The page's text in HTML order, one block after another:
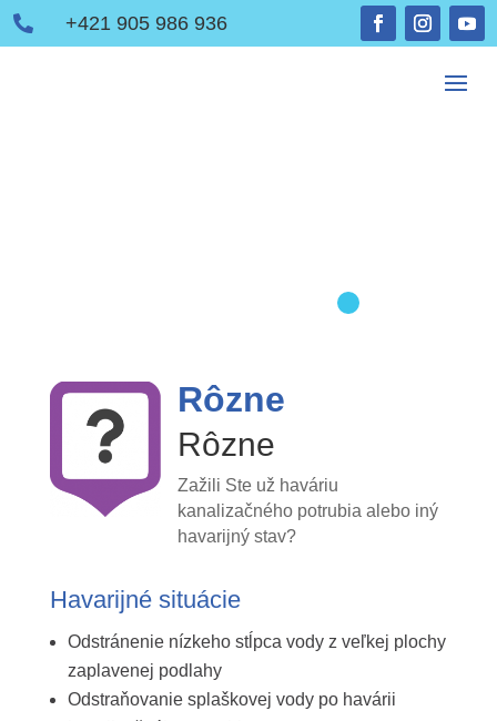
 +421 905 986 936
Rôzne
Rôzne
Zažili Ste už haváriu
kanalizačného potrubia alebo iný
havarijný stav?
Havarijné situácie
Odstránenie nízkeho stĺpca vody z veľkej plochy
zaplavenej podlahy
Odstraňovanie splaškovej vody po havárii